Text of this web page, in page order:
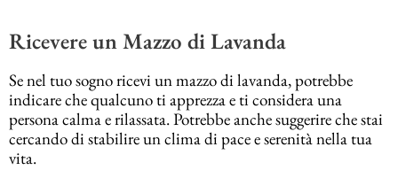
Ricevere un Mazzo di Lavanda
Se nel tuo sogno ricevi un mazzo di lavanda, potrebbe
indicare che qualcuno ti apprezza e ti considera una
persona calma e rilassata. Potrebbe anche suggerire che stai
cercando di stabilire un clima di pace e serenità nella tua
vita.